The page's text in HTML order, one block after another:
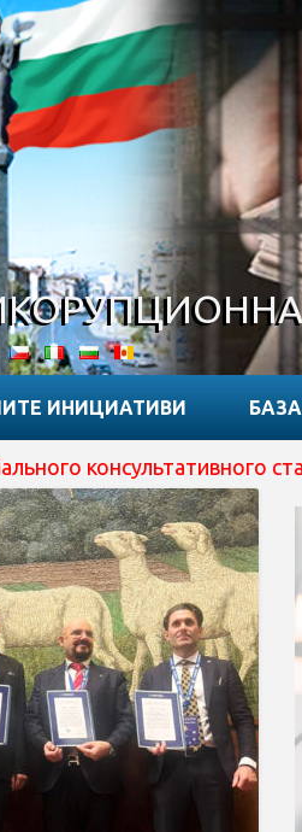
ИНИЦИАТИВИ
статусу при